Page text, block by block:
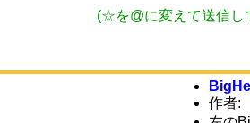
(☆を@に変えて送信し
作者: